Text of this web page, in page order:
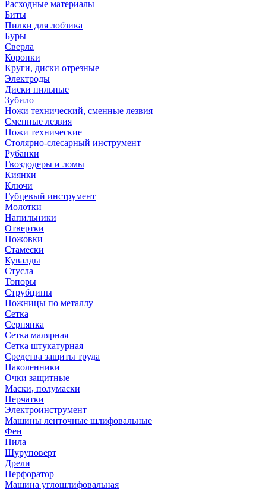
Расходные материалы
Биты
Пилки для лобзика
Буры
Сверла
Коронки
Круги, диски отрезные
Электроды
Диски пильные
Зубило
Ножи технический, сменные лезвия
Сменные лезвия
Ножи технические
Столярно-слесарный инструмент
Рубанки
Гвоздодеры и ломы
Киянки
Ключи
Губцевый инструмент
Молотки
Напильники
Отвертки
Ножовки
Стамески
Кувалды
Стусла
Топоры
Струбцины
Ножницы по металлу
Сетка
Серпянка
Сетка малярная
Сетка штукатурная
Средства защиты труда
Наколенники
Очки защитные
Маски, полумаски
Перчатки
Электроинструмент
Машины ленточные шлифовальные
Фен
Пила
Шуруповерт
Дрели
Перфоратор
Машина углошлифовальная